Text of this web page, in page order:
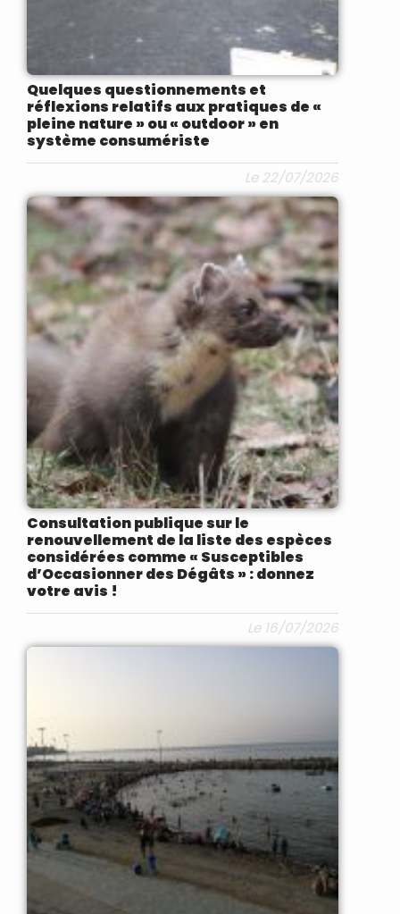
Quelques questionnements et
réflexions relatifs aux pratiques de «
pleine nature » ou « outdoor » en
système consumériste
Le 22/07/2026
Consultation publique sur le
renouvellement de la liste des espèces
considérées comme « Susceptibles
d’Occasionner des Dégâts » : donnez
votre avis !
Le 16/07/2026